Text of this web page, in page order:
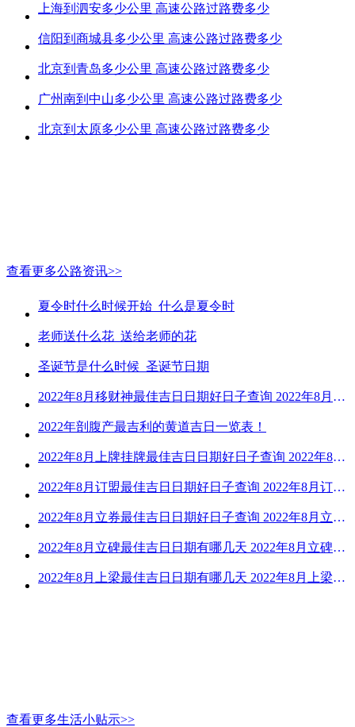
上海到泗安多少公里 高速公路过路费多少
信阳到商城县多少公里 高速公路过路费多少
北京到青岛多少公里 高速公路过路费多少
广州南到中山多少公里 高速公路过路费多少
北京到太原多少公里 高速公路过路费多少
查看更多公路资讯>>
夏令时什么时候开始_什么是夏令时
老师送什么花_送给老师的花
圣诞节是什么时候_圣诞节日期
2022年8月移财神最佳吉日日期好日子查询 2022年8月移财神吉日一览
2022年剖腹产最吉利的黄道吉日一览表！
2022年8月上牌挂牌最佳吉日日期好日子查询 2022年8月上牌吉日精选
2022年8月订盟最佳吉日日期好日子查询 2022年8月订盟黄道吉日一览
2022年8月立券最佳吉日日期好日子查询 2022年8月立券的黄道吉日一览
2022年8月立碑最佳吉日日期有哪几天 2022年8月立碑吉日查询
2022年8月上梁最佳吉日日期有哪几天 2022年8月上梁的黄道吉日
查看更多生活小贴示>>